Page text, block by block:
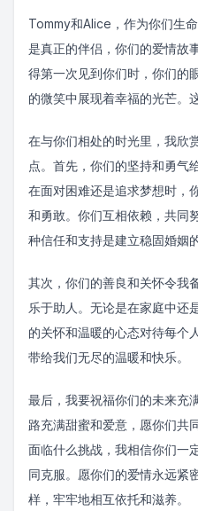
Tommy和Alice，作为你们生
是真正的伴侣，你们的爱情故
得第一次见到你们时，你们的
的微笑中展现着幸福的光芒。
在与你们相处的时光里，我欣
点。首先，你们的坚持和勇气
在面对困难还是追求梦想时，
和勇敢。你们互相依赖，共同
种信任和支持是建立稳固婚姻
其次，你们的善良和关怀令我
乐于助人。无论是在家庭中还
的关怀和温暖的心态对待每个
带给我们无尽的温暖和快乐。
最后，我要祝福你们的未来充
路充满甜蜜和爱意，愿你们共
面临什么挑战，我相信你们一
同克服。愿你们的爱情永远紧
样，牢牢地相互依托和滋养。